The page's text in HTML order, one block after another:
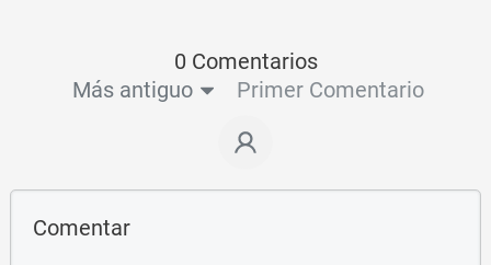
0 Comentarios
Más antiguo
Primer Comentario